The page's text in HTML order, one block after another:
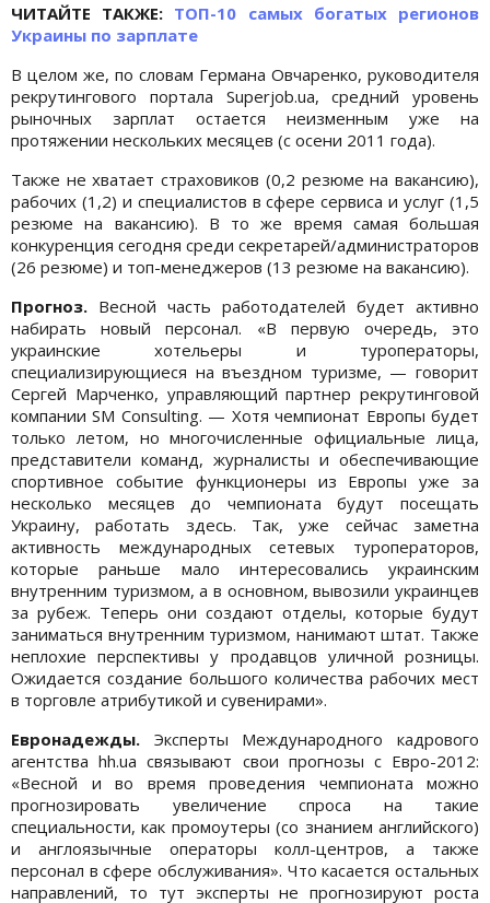
ЧИТАЙТЕ ТАКЖЕ: ТОП-10 самых богатых регионов
Украины по зарплате
В целом же, по словам Германа Овчаренко, руководителя
рекрутингового портала Superjob.ua, средний уровень
рыночных зарплат остается неизменным уже на
протяжении нескольких месяцев (с осени 2011 года).
Также не хватает страховиков (0,2 резюме на вакансию),
рабочих (1,2) и специалистов в сфере сервиса и услуг (1,5
резюме на вакансию). В то же время самая большая
конкуренция сегодня среди секретарей/администраторов
(26 резюме) и топ-менеджеров (13 резюме на вакансию).
Прогноз. Весной часть работодателей будет активно
набирать новый персонал. «В первую очередь, это
украинские хотельеры и туроператоры,
специализирующиеся на въездном туризме, — говорит
Сергей Марченко, управляющий партнер рекрутинговой
компании SM Consulting. — Хотя чемпионат Европы будет
только летом, но многочисленные официальные лица,
представители команд, журналисты и обеспечивающие
спортивное событие функционеры из Европы уже за
несколько месяцев до чемпионата будут посещать
Украину, работать здесь. Так, уже сейчас заметна
активность международных сетевых туроператоров,
которые раньше мало интересовались украинским
внутренним туризмом, а в основном, вывозили украинцев
за рубеж. Теперь они создают отделы, которые будут
заниматься внутренним туризмом, нанимают штат. Также
неплохие перспективы у продавцов уличной розницы.
Ожидается создание большого количества рабочих мест
в торговле атрибутикой и сувенирами».
Евронадежды. Эксперты Международного кадрового
агентства hh.ua связывают свои прогнозы с Евро-2012:
«Весной и во время проведения чемпионата можно
прогнозировать увеличение спроса на такие
специальности, как промоутеры (со знанием английского)
и англоязычные операторы колл-центров, а также
персонал в сфере обслуживания». Что касается остальных
направлений, то тут эксперты не прогнозируют роста